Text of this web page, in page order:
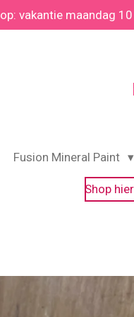
vakantie maandag
Fusion Mineral Paint
Shop